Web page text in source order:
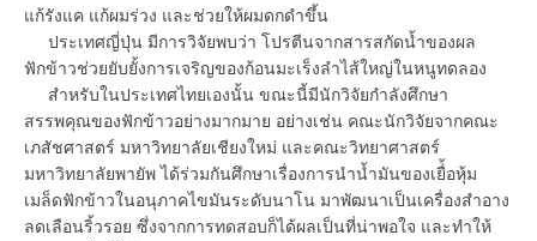
แก้รังแค แก้ผมร่วง และช่วยให้ผมดกดำขึ้น
ประเทศญี่ปุ่น มีการวิจัยพบว่า โปรตีนจากสารสกัดน้ำของผล
ฟักข้าวช่วยยับยั้งการเจริญของก้อนมะเร็งลำไส้ใหญ่ในหนูทดลอง
สำหรับในประเทศไทยเองนั้น ขณะนี้มีนักวิจัยกำลังศึกษา
สรรพคุณของฟักข้าวอย่างมากมาย อย่างเช่น คณะนักวิจัยจากคณะ
เภสัชศาสตร์ มหาวิทยาลัยเชียงใหม่ และคณะวิทยาศาสตร์
มหาวิทยาลัยพายัพ ได้ร่วมกันศึกษาเรื่องการนำน้ำมันของเยื่้อหุ้ม
เมล็ดฟักข้าวในอนุภาคไขมันระดับนาโน มาพัฒนาเป็นเครื่องสำอาง
ลดเลือนริ้วรอย ซึ่งจากการทดสอบก็ได้ผลเป็นที่น่าพอใจ และทำให้